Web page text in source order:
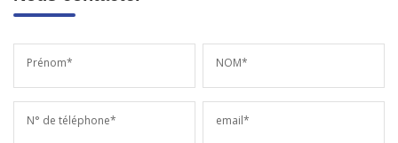
Prénom* NOM*
N° de téléphone* email*